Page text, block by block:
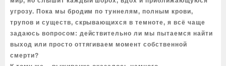
угрозу. Пока мы бродим по туннелям, полным крови,
трупов и существ, скрывающихся в темноте, я всё чаще
задаюсь вопросом: действительно ли мы пытаемся найти
выход или просто оттягиваем момент собственной
смерти?